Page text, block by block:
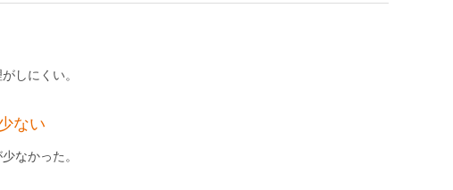
しにくい。
ない
なかった。